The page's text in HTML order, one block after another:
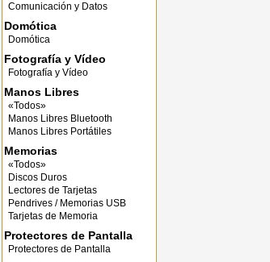
Comunicación y Datos
Domótica
Domótica
Fotografía y Vídeo
Fotografía y Vídeo
Manos Libres
«Todos»
Manos Libres Bluetooth
Manos Libres Portátiles
Memorias
«Todos»
Discos Duros
Lectores de Tarjetas
Pendrives / Memorias USB
Tarjetas de Memoria
Protectores de Pantalla
Protectores de Pantalla